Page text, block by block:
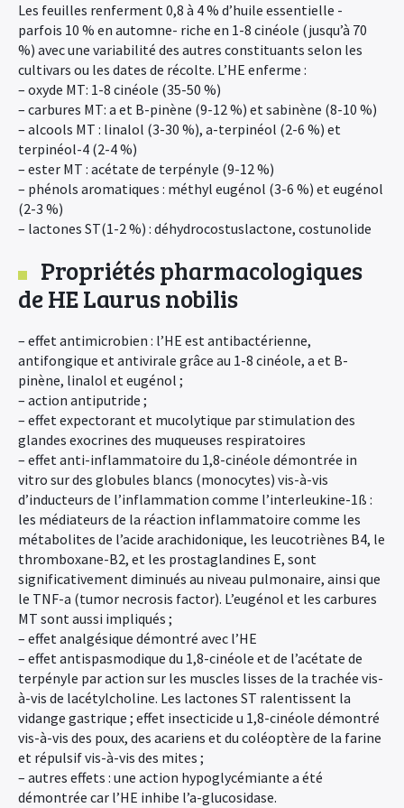
Les feuilles renferment 0,8 à 4 % d’huile essentielle -
parfois 10 % en automne- riche en 1-8 cinéole (jusqu’à 70
%) avec une variabilité des autres constituants selon les
cultivars ou les dates de récolte. L’HE enferme :
– oxyde MT: 1-8 cinéole (35-50 %)
– carbures MT: a et B-pinène (9-12 %) et sabinène (8-10 %)
– alcools MT : linalol (3-30 %), a-terpinéol (2-6 %) et
terpinéol-4 (2-4 %)
– ester MT : acétate de terpényle (9-12 %)
– phénols aromatiques : méthyl eugénol (3-6 %) et eugénol
(2-3 %)
– lactones ST(1-2 %) : déhydrocostuslactone, costunolide
Propriétés pharmacologiques
de HE Laurus nobilis
– effet antimicrobien : l’HE est antibactérienne,
antifongique et antivirale grâce au 1-8 cinéole, a et B-
pinène, linalol et eugénol ;
– action antiputride ;
– effet expectorant et mucolytique par stimulation des
glandes exocrines des muqueuses respiratoires
– effet anti-inflammatoire du 1,8-cinéole démontrée in
vitro sur des globules blancs (monocytes) vis-à-vis
d’inducteurs de l’inflammation comme l’interleukine-1ß :
les médiateurs de la réaction inflammatoire comme les
métabolites de l’acide arachidonique, les leucotriènes B4, le
thromboxane-B2, et les prostaglandines E, sont
significativement diminués au niveau pulmonaire, ainsi que
le TNF-a (tumor necrosis factor). L’eugénol et les carbures
MT sont aussi impliqués ;
– effet analgésique démontré avec l’HE
– effet antispasmodique du 1,8-cinéole et de l’acétate de
terpényle par action sur les muscles lisses de la trachée vis-
à-vis de lacétylcholine. Les lactones ST ralentissent la
vidange gastrique ; effet insecticide u 1,8-cinéole démontré
vis-à-vis des poux, des acariens et du coléoptère de la farine
et répulsif vis-à-vis des mites ;
– autres effets : une action hypoglycémiante a été
démontrée car l’HE inhibe l’a-glucosidase.